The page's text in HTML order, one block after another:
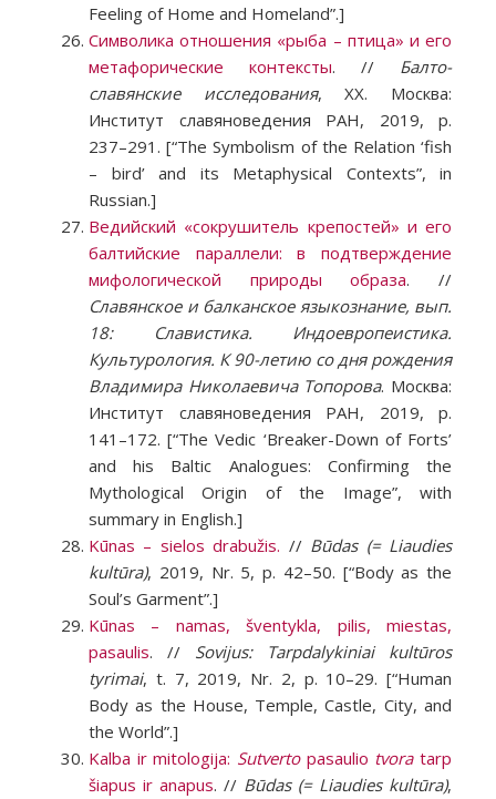
Feeling of Home and Homeland”.]
Символика отношения «рыба – птица» и его
метафорические контексты. // Балто-
славянские исследования, XX. Москва:
Институт славяноведения РАН, 2019, p.
237–291.[“The Symbolism of the Relation ‘fish
– bird’ and its Metaphysical Contexts”, in
Russian.]
Ведийский «сокрушитель крепостей» и его
балтийские параллели: в подтверждение
мифологической природы образа. //
Славянское и балканское языкознание, вып.
18: Славистика. Индоевропеистика.
Культурология. К 90-летию со дня рождения
Владимира Николаевича Топорова. Москва:
Институт славяноведения РАН, 2019, p.
141–172. [“The Vedic ‘Breaker-Down of Forts’
and his Baltic Analogues: Confirming the
Mythological Origin of the Image”, with
summary in English.]
Kūnas – sielos drabužis. // Būdas (= Liaudies
kultūra), 2019, Nr. 5, p. 42–50. [“Body as the
Soul’s Garment”.]
Kūnas – namas, šventykla, pilis, miestas,
pasaulis. // Sovijus: Tarpdalykiniai kultūros
tyrimai, t. 7, 2019, Nr. 2, p. 10–29. [“Human
Body as the House, Temple, Castle, City, and
the World”.]
Kalba ir mitologija: Sutvertopasaulio tvoratarp
šiapus ir anapus. // Būdas (= Liaudies kultūra),